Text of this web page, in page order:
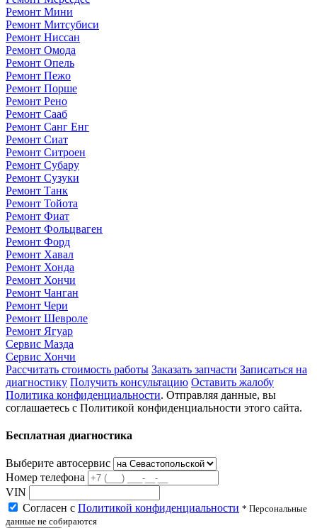
Ремонт Мини
Ремонт Митсубиси
Ремонт Ниссан
Ремонт Омода
Ремонт Опель
Ремонт Пежо
Ремонт Порше
Ремонт Рено
Ремонт Сааб
Ремонт Санг Енг
Ремонт Сиат
Ремонт Ситроен
Ремонт Субару
Ремонт Сузуки
Ремонт Танк
Ремонт Тойота
Ремонт Фиат
Ремонт Фольцваген
Ремонт Форд
Ремонт Хавал
Ремонт Хонда
Ремонт Хончи
Ремонт Чанган
Ремонт Чери
Ремонт Шевроле
Ремонт Ягуар
Сервис Мазда
Сервис Хончи
Рассчитать стоимость работы Заказать запчасти Записаться на
диагностику Получить консультацию Оставить жалобу
Политика конфиденциальности. Отправляя данные, вы
соглашаетесь с Политикой конфиденциальности этого сайта.
Бесплатная диагностика
Выберите автосервис
Номер телефона
VIN
Согласен с Политикой конфиденциальности * Персональные
данные не собираются